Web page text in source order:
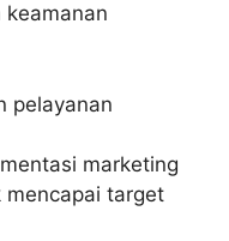
pelayanan
marketing
target